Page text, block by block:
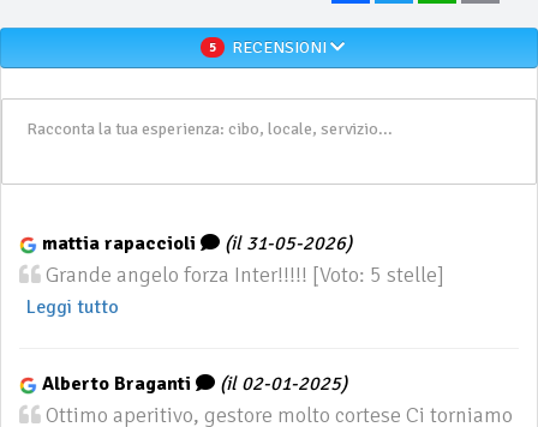
5 RECENSIONI
mattia rapaccioli (il 31-05-2026)
Grande angelo forza Inter!!!!! [Voto: 5 stelle]
Leggi tutto
Alberto Braganti (il 02-01-2025)
Ottimo aperitivo, gestore molto cortese Ci torniamo